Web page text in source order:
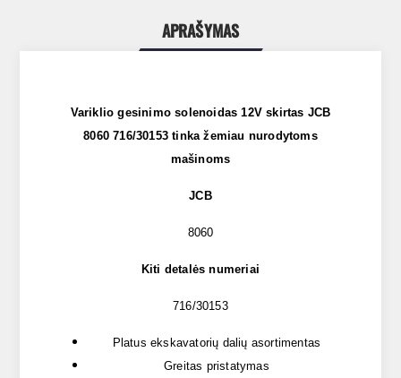
APRAŠYMAS
Variklio gesinimo solenoidas 12V skirtas JCB
8060 716/30153 tinka žemiau nurodytoms
mašinoms
JCB
8060
Kiti detalės numeriai
716/30153
Platus ekskavatorių dalių asortimentas
Greitas pristatymas